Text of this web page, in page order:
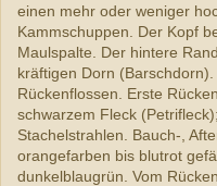
einen mehr oder weniger
Kammschuppen. Der Kopf
Maulspalte. Der hintere
kräftigen Dorn
Rückenflossen. Erste
schwarzem Fleck
Stachelstrahlen. Bauch-,
orangefarben bis blutrot
dunkelblaugrün. Vom